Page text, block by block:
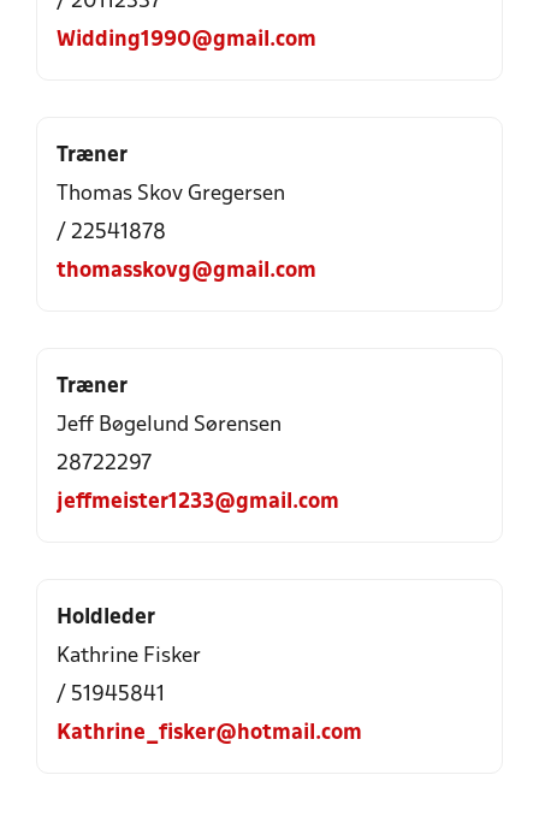
Widding1990@gmail.com
Træner
Thomas Skov Gregersen
/ 22541878
thomasskovg@gmail.com
Træner
Jeff Bøgelund Sørensen
28722297
jeffmeister1233@gmail.com
Holdleder
Kathrine Fisker
/ 51945841
Kathrine_fisker@hotmail.com